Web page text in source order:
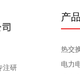
注研
产
热交
电力